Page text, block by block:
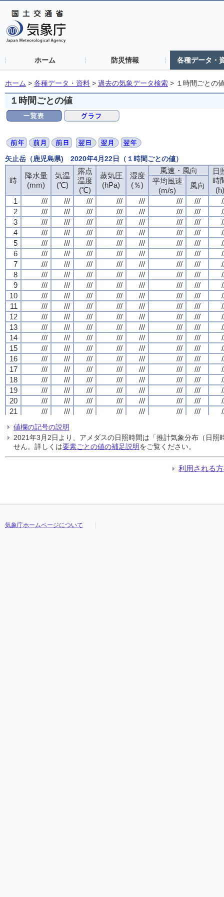
ホーム 防災情報 各種データ・
ホーム > 各種データ・資料 > 過去の気象データ検索 > １時間ごとの
１時間ごとの値
矢止岳（鹿児島県) 2020年4月22日（１時間ごとの値）
時
降水量
(mm)
気温
(℃)
露点
温度
(℃)
蒸気圧
(hPa)
湿度
(％)
風速・風向
日
時
(h)
平均風速
(m/s)
風向
1
/// /// /// /// /// /// ///
2
/// /// /// /// /// /// ///
3
/// /// /// /// /// /// ///
4
/// /// /// /// /// /// ///
5
/// /// /// /// /// /// ///
6
/// /// /// /// /// /// ///
7
/// /// /// /// /// /// ///
8
/// /// /// /// /// /// ///
9
/// /// /// /// /// /// ///
10
/// /// /// /// /// /// ///
11
/// /// /// /// /// /// ///
12
/// /// /// /// /// /// ///
13
/// /// /// /// /// /// ///
14
/// /// /// /// /// /// ///
15
/// /// /// /// /// /// ///
16
/// /// /// /// /// /// ///
17
/// /// /// /// /// /// ///
18
/// /// /// /// /// /// ///
19
/// /// /// /// /// /// ///
20
/// /// /// /// /// /// ///
21
/// /// /// /// /// /// ///
23
/// /// ///
24
/// /// /// /// /// /// ///
時
降水量
(mm)
気温
(℃)
露点
温度
(℃)
蒸気圧
(hPa)
湿度
(％)
風速・風向
日
時
(h)
平均風速
(m/s)
風向
1
/// /// /// /// /// /// ///
2
/// /// /// /// /// /// ///
3
/// /// /// /// /// /// ///
4
/// /// /// /// /// /// ///
5
/// /// /// /// /// /// ///
6
/// /// /// /// /// /// ///
7
/// /// /// /// /// /// ///
8
/// /// /// /// /// /// ///
9
/// /// /// /// /// /// ///
10
/// /// /// /// /// /// ///
11
/// /// /// /// /// /// ///
12
/// /// /// /// /// /// ///
13
/// /// /// /// /// /// ///
14
/// /// /// /// /// /// ///
15
/// /// /// /// /// /// ///
16
/// /// /// /// /// /// ///
17
/// /// /// /// /// /// ///
18
/// /// /// /// /// /// ///
19
/// /// /// /// /// /// ///
20
/// /// /// /// /// /// ///
21
/// /// /// /// /// /// ///
23
/// /// ///
24
/// /// /// /// /// /// ///
時
降水量
(mm)
気温
(℃)
露点
温度
(℃)
蒸気圧
(hPa)
湿度
(％)
風速・風向
日
時
(h)
平均風速
(m/s)
風向
1
/// /// /// /// /// /// ///
2
/// /// /// /// /// /// ///
3
/// /// /// /// /// /// ///
4
/// /// /// /// /// /// ///
5
/// /// /// /// /// /// ///
6
/// /// /// /// /// /// ///
7
/// /// /// /// /// /// ///
8
/// /// /// /// /// /// ///
9
/// /// /// /// /// /// ///
10
/// /// /// /// /// /// ///
11
/// /// /// /// /// /// ///
12
/// /// /// /// /// /// ///
13
/// /// /// /// /// /// ///
14
/// /// /// /// /// /// ///
15
/// /// /// /// /// /// ///
16
/// /// /// /// /// /// ///
17
/// /// /// /// /// /// ///
18
/// /// /// /// /// /// ///
19
/// /// /// /// /// /// ///
20
/// /// /// /// /// /// ///
21
/// /// /// /// /// /// ///
23
/// /// ///
24
/// /// /// /// /// /// ///
時
降水量
(mm)
気温
(℃)
露点
温度
(℃)
蒸気圧
(hPa)
湿度
(％)
風速・風向
日
時
(h)
平均風速
(m/s)
風向
1
/// /// /// /// /// /// ///
2
/// /// /// /// /// /// ///
3
/// /// /// /// /// /// ///
4
/// /// /// /// /// /// ///
5
/// /// /// /// /// /// ///
6
/// /// /// /// /// /// ///
7
/// /// /// /// /// /// ///
8
/// /// /// /// /// /// ///
9
/// /// /// /// /// /// ///
10
/// /// /// /// /// /// ///
11
/// /// /// /// /// /// ///
12
/// /// /// /// /// /// ///
13
/// /// /// /// /// /// ///
14
/// /// /// /// /// /// ///
15
/// /// /// /// /// /// ///
16
/// /// /// /// /// /// ///
17
/// /// /// /// /// /// ///
18
/// /// /// /// /// /// ///
19
/// /// /// /// /// /// ///
20
/// /// /// /// /// /// ///
21
/// /// /// /// /// /// ///
23
/// /// ///
24
/// /// /// /// /// /// ///
値欄の記号の説明
2021年3月2日より、アメダスの日照時間は「推計気象分布（日
せん。詳しくは要素ごとの値の補足説明をご覧ください。
利用される
気象庁ホームページについて